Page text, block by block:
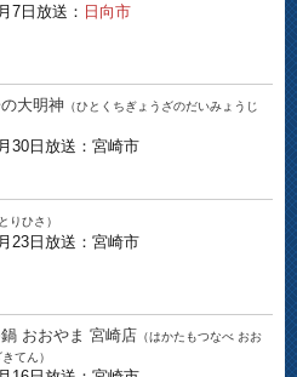
7日放送： 日向市
大明神 （ひとくちぎょうざのだいみょうじ
30日放送：宮崎市
とりひさ）
23日放送：宮崎市
おおやま 宮崎店 （はかたもつなべ おお
てん）